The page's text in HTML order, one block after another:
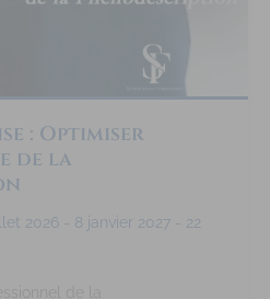
: Optimiser
de la
2026 - 8 janvier 2027 - 22